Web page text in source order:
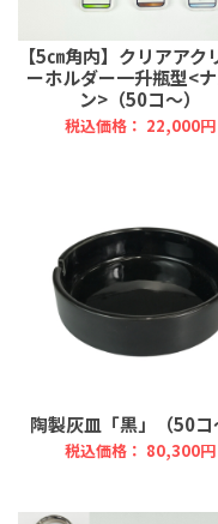
【5㎝角内】クリアアク
ーホルダー一升瓶型<
ン>（50コ～）
税込価格： 22,000円
陶製灰皿「黒」（50コ
税込価格： 80,300円